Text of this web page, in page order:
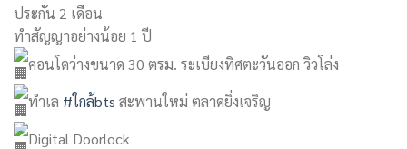
ประกัน 2 เดือน
ทำสัญญาอย่างน้อย 1 ปี
คอนโดว่างขนาด 30 ตรม. ระเบียงทิศตะวันออก วิวโล่ง
ทำเล #ใกล้bts สะพานใหม่ ตลาดยิ่งเจริญ
Digital Doorlock